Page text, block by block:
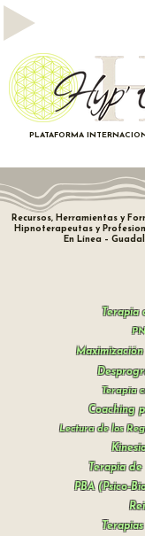
PLATAFORMA
Recursos, Herramientas y
Hipnoterapeutas y
En Línea –
Terapia
Terapia
Coaching
Lectura de los
Terapia de
PBA (Psico-